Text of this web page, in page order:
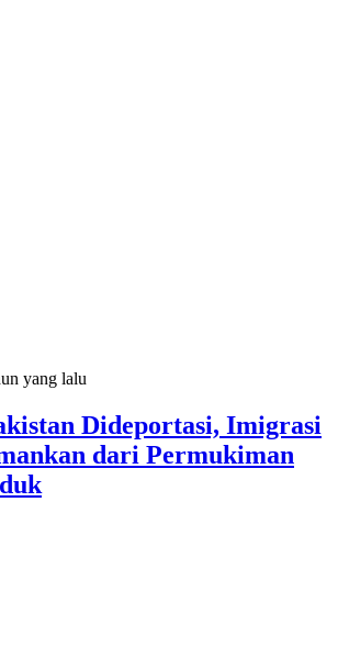
yang lalu
Dideportasi, Imigrasi
dari Permukiman